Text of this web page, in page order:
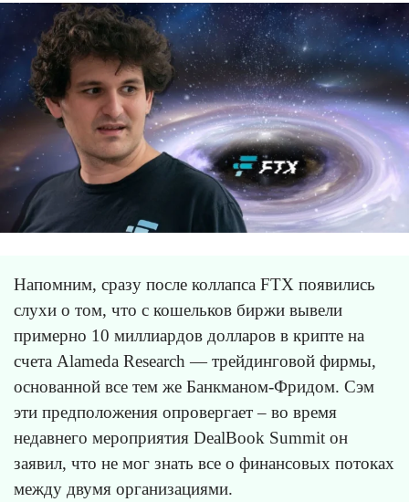
Напомним, сразу после коллапса FTX появились
слухи о том, что с кошельков биржи вывели
примерно 10 миллиардов долларов в крипте на
счета Alameda Research — трейдинговой фирмы,
основанной все тем же Банкманом-Фридом. Сэм
эти предположения опровергает – во время
недавнего мероприятия DealBook Summit он
заявил, что не мог знать все о финансовых потоках
между двумя организациями.